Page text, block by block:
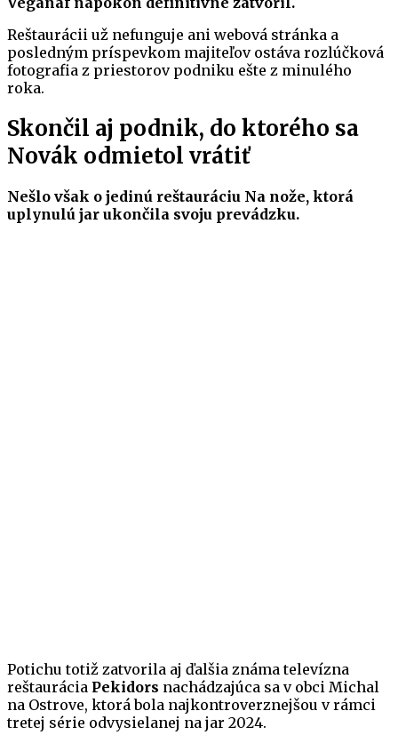
Reštaurácii už nefunguje ani webová stránka a
posledným príspevkom majiteľov ostáva rozlúčková
fotografia z priestorov podniku ešte z minulého
roka.
Skončil aj podnik, do ktorého sa
Novák odmietol vrátiť
Nešlo však o jedinú reštauráciu Na nože, ktorá
uplynulú jar ukončila svoju prevádzku.
Potichu totiž zatvorila aj ďalšia známa televízna
reštaurácia Pekidors nachádzajúca sa v obci Michal
na Ostrove, ktorá bola najkontroverznejšou v rámci
tretej série odvysielanej na jar 2024.